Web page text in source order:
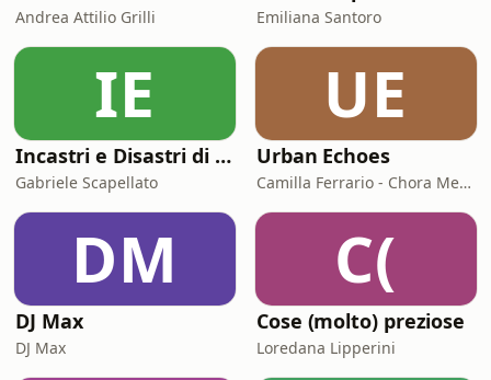
Andrea Attilio Grilli Emiliana Santoro
IE
Incastri e Disastri di Coppia
Gabriele Scapellato
UE
Urban Echoes
Camilla Ferrario - Chora Media
DM
DJ Max
DJ Max
C(
Cose (molto) preziose
Loredana Lipperini